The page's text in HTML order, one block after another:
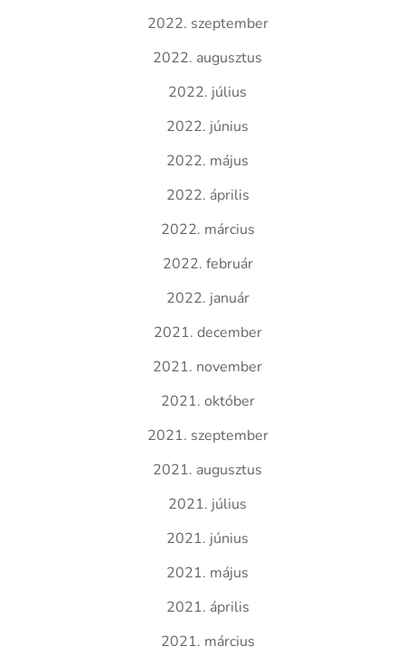
2022. szeptember
2022. augusztus
2022. július
2022. június
2022. május
2022. április
2022. március
2022. február
2022. január
2021. december
2021. november
2021. október
2021. szeptember
2021. augusztus
2021. július
2021. június
2021. május
2021. április
2021. március